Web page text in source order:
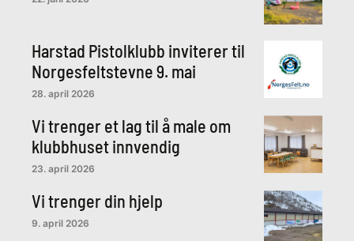
Harstad Pistolklubb inviterer til
Norgesfeltstevne 9. mai
28. april 2026
Vi trenger et lag til å male om
klubbhuset innvendig
23. april 2026
Vi trenger din hjelp
9. april 2026